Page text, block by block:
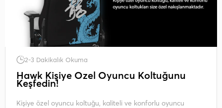
2-3 Dakikalık Okuma
Hawk Kişiye Özel Oyuncu Koltuğunu
Keşfedin!
Kişiye özel oyuncu koltuğu, kaliteli ve konforlu oyuncu